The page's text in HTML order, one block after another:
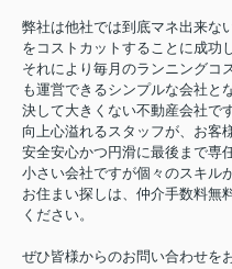
弊社は他社では到底マネ出来な
をコストカットすることに成功
それにより毎月のランニングコ
も運営できるシンプルな会社と
決して大きくない不動産会社で
向上心溢れるスタッフが、お客
安全安心かつ円滑に最後まで専
小さい会社ですが個々のスキル
お住まい探しは、仲介手数料無
ください。
ぜひ皆様からのお問い合わせを